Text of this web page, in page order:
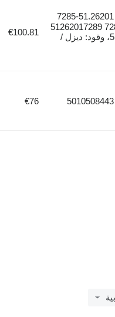
رقم مرجعي: 51.26201-7285
51.26201-7289 51262017289
51262017285، وقود: ديزل /
€100.81
€76